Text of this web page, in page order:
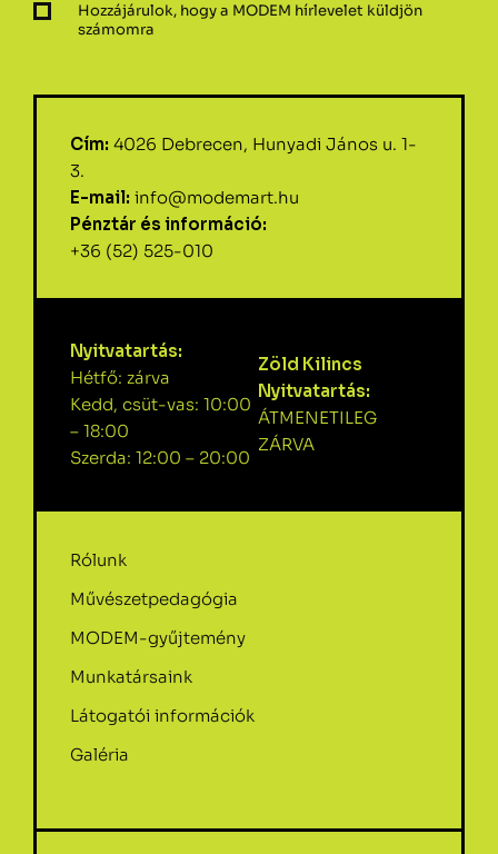
Hozzájárulok, hogy a MODEM hírlevelet küldjön
számomra
Cím: 4026 Debrecen, Hunyadi János u. 1-
3.
E-mail: info@modemart.hu
Pénztár és információ:
+36 (52) 525-010
Nyitvatartás:
Hétfő: zárva
Kedd, csüt-vas: 10:00
– 18:00
Szerda: 12:00 – 20:00
Zöld Kilincs
Nyitvatartás:
ÁTMENETILEG
ZÁRVA
Rólunk
Művészetpedagógia
MODEM-gyűjtemény
Munkatársaink
Látogatói információk
Galéria